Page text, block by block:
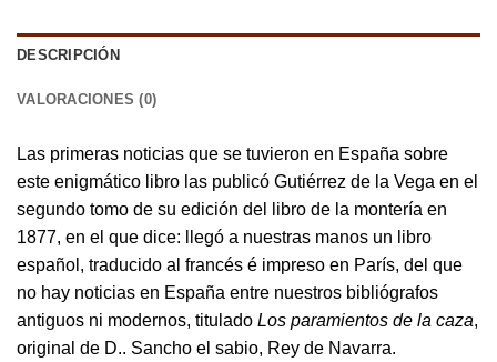
DESCRIPCIÓN
VALORACIONES (0)
Las primeras noticias que se tuvieron en España sobre
este enigmático libro las publicó Gutiérrez de la Vega en el
segundo tomo de su edición del libro de la montería en
1877, en el que dice: llegó a nuestras manos un libro
español, traducido al francés é impreso en París, del que
no hay noticias en España entre nuestros bibliógrafos
antiguos ni modernos, titulado Los paramientos de la caza,
original de D.. Sancho el sabio, Rey de Navarra.